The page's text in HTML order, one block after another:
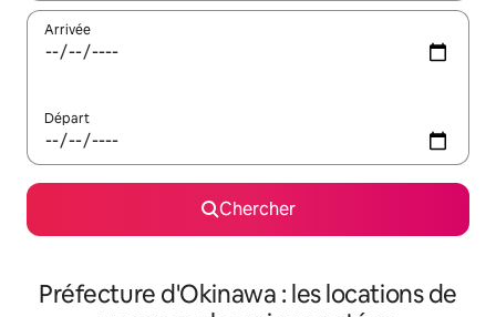
Arrivée
Départ
Chercher
Préfecture d'Okinawa : les locations de